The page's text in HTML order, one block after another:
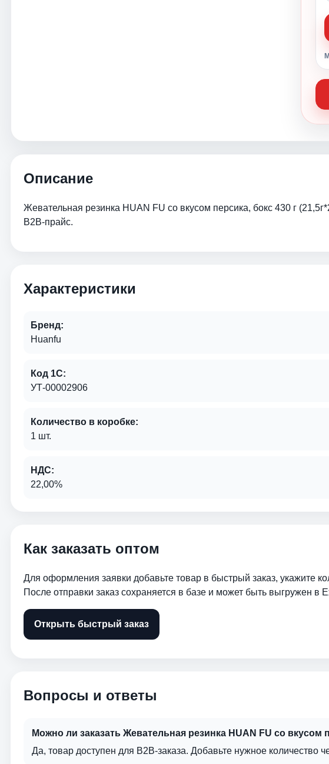
Описание
Жевательная резинка HUAN FU со вкусом персика, бокс 430 г
B2B-прайс.
Характеристики
Бренд:
Huanfu
Код 1С:
УТ-00002906
Количество в коробке:
1 шт.
НДС:
22,00%
Как заказать оптом
Для оформления заявки добавьте товар в быстрый заказ, укажите
После отправки заказ сохраняется в базе и может быть выгружен в
Открыть быстрый заказ
Вопросы и ответы
Можно ли заказать Жевательная резинка HUAN FU со вкусом
Да, товар доступен для B2B-заказа. Добавьте нужное количество